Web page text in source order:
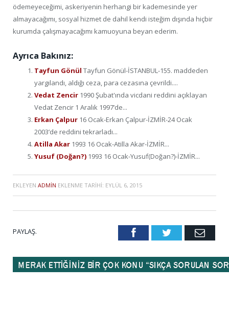
ödemeyeceğimi, askeriyenin herhangi bir kademesinde yer
almayacağımı, sosyal hizmet de dahil kendi isteğim dışında hiçbir
kurumda çalışmayacağımı kamuoyuna beyan ederim.
Ayrıca Bakınız:
Tayfun Gönül Tayfun Gönül-İSTANBUL-155. maddeden
yargılandı, aldığı ceza, para cezasına çevrildi....
Vedat Zencir 1990 Şubat'ında vicdani reddini açıklayan
Vedat Zencir 1 Aralık 1997’de...
Erkan Çalpur 16 Ocak-Erkan Çalpur-İZMİR-24 Ocak
2003’de reddini tekrarladı...
Atilla Akar 1993 16 Ocak-Atilla Akar-İZMİR...
Yusuf (Doğan?) 1993 16 Ocak-Yusuf(Doğan?)-İZMİR...
EKLEYEN ADMIN EKLENME TARIHI: EYLÜL 6, 2015
PAYLAŞ. FacebookTwitter Email